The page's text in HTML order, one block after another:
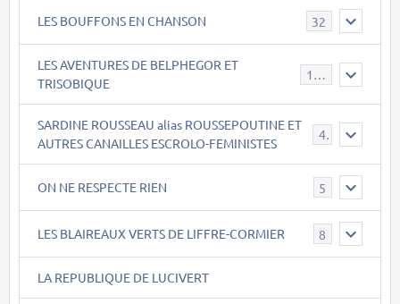
LES BOUFFONS EN CHANSON 32
LES AVENTURES DE BELPHEGOR ET
TRISOBIQUE
147
SARDINE ROUSSEAU alias ROUSSEPOUTINE ET
AUTRES CANAILLES ESCROLO-FEMINISTES
40
ON NE RESPECTE RIEN 5
LES BLAIREAUX VERTS DE LIFFRE-CORMIER 8
LA REPUBLIQUE DE LUCIVERT